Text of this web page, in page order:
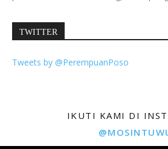
TWITTER
Tweets by @PerempuanPoso
IKUTI KAMI DI